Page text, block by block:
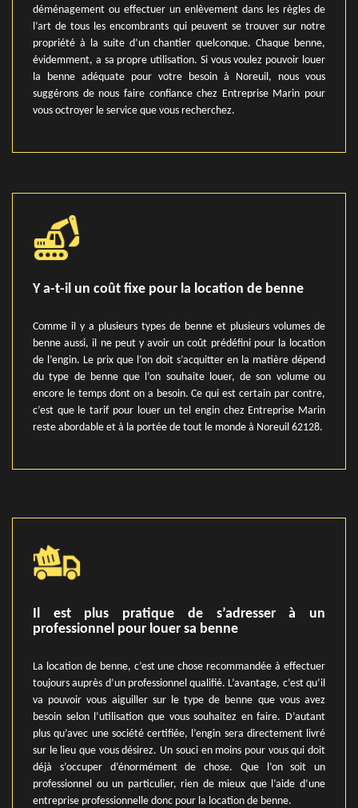
déménagement ou effectuer un enlèvement dans les règles de
l’art de tous les encombrants qui peuvent se trouver sur notre
propriété à la suite d’un chantier quelconque. Chaque benne,
évidemment, a sa propre utilisation. Si vous voulez pouvoir louer
la benne adéquate pour votre besoin à Noreuil, nous vous
suggérons de nous faire confiance chez Entreprise Marin pour
vous octroyer le service que vous recherchez.
Y a-t-il un coût fixe pour la location de benne
Comme il y a plusieurs types de benne et plusieurs volumes de
benne aussi, il ne peut y avoir un coût prédéfini pour la location
de l’engin. Le prix que l’on doit s’acquitter en la matière dépend
du type de benne que l’on souhaite louer, de son volume ou
encore le temps dont on a besoin. Ce qui est certain par contre,
c’est que le tarif pour louer un tel engin chez Entreprise Marin
reste abordable et à la portée de tout le monde à Noreuil 62128.
Il est plus pratique de s’adresser à un
professionnel pour louer sa benne
La location de benne, c’est une chose recommandée à effectuer
toujours auprès d’un professionnel qualifié. L’avantage, c’est qu’il
va pouvoir vous aiguiller sur le type de benne que vous avez
besoin selon l’utilisation que vous souhaitez en faire. D’autant
plus qu’avec une société certifiée, l’engin sera directement livré
sur le lieu que vous désirez. Un souci en moins pour vous qui doit
déjà s’occuper d’énormément de chose. Que l’on soit un
professionnel ou un particulier, rien de mieux que l’aide d’une
entreprise professionnelle donc pour la location de benne.